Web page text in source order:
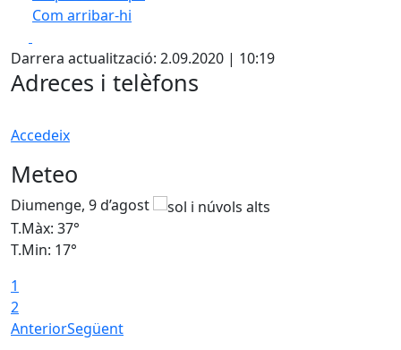
Com arribar-hi
+
−
Darrera actualització: 2.09.2020 | 10:19
Adreces i telèfons
Accedeix
Meteo
Diumenge, 9 d’agost
T.Màx: 37°
T.Min: 17°
1
2
AnteriorSegüent